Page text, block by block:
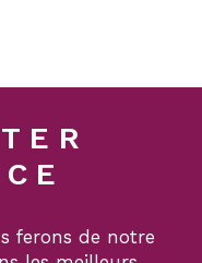
ferons de notre